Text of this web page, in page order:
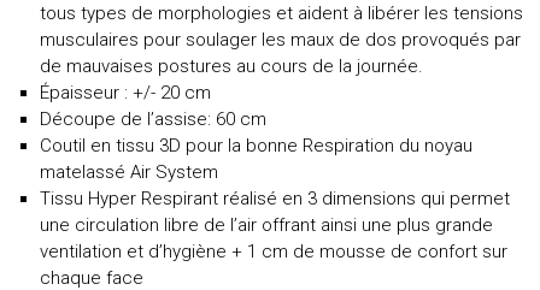
tous types de morphologies et aident à libérer les tensions
musculaires pour soulager les maux de dos provoqués par
de mauvaises postures au cours de la journée.
Épaisseur : +/- 20 cm
Découpe de l’assise: 60 cm
Coutil en tissu 3D pour la bonne Respiration du noyau
matelassé Air System
Tissu Hyper Respirant réalisé en 3 dimensions qui permet
une circulation libre de l’air offrant ainsi une plus grande
ventilation et d’hygiène + 1 cm de mousse de confort sur
chaque face